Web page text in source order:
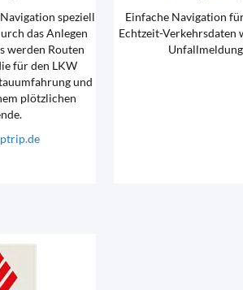
speziell
das Anlegen
werden Routen
für den LKW
und
plötzlichen
Einfache Navigation
Echtzeit-Verkehrsdaten